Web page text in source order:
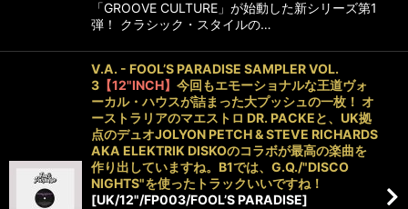
「GROOVE CULTURE」が始動した新シリーズ第1
弾！ クラシック・スタイルの…
V.A. - FOOL’S PARADISE SAMPLER VOL.
3 【12"INCH】 今回もエモーショナルな王道ヴォ
ーカル・ハウスが詰まった大プッシュの一枚！ オ
ーストラリアのマエストロ DR. PACKEと、UK拠
点のデュオJOLYON PETCH & STEVE RICHARDS
AKA ELEKTRIK DISKOのコラボが最高の楽曲を
作り出していますね。B1では、G.Q./"DISCO
NIGHTS"を使ったトラックいいですね！
[UK/12"/FP003/FOOL’S PARADISE]